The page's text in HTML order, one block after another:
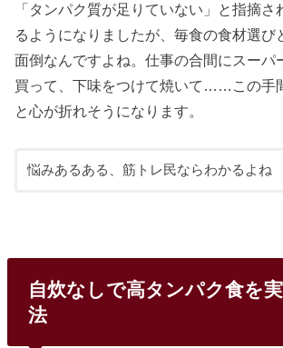
「タンパク質が足りていない」と指摘さ
るようになりましたが、毎食の食材選び
面倒なんですよね。仕事の合間にスーパ
買って、下味をつけて焼いて……この手
と心が折れそうになります。
悩みあるある、筋トレ民ならわかるよね
自炊なしで高タンパク食を
法